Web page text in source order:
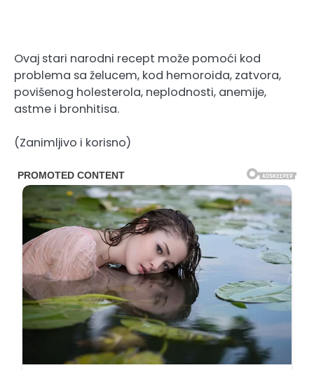
Ovaj stari narodni recept može pomoći kod
problema sa želucem, kod hemoroida, zatvora,
povišenog holesterola, neplodnosti, anemije,
astme i bronhitisa.
(Zanimljivo i korisno)